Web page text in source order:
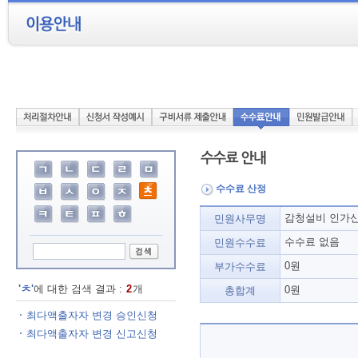
'ㅊ'에 대한 검색 결과 : 2개
최다액출자자 변경 승인신청
최다액출자자 변경 신고신청
수수료 산정
민원사무명 감청설비 인가
민원수수료 수수료 없음
부가수수료 0원
총합계 0원